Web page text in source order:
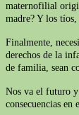
maternofilial
madre? Y los
Finalmente,
derechos de la
de familia, sean
Nos va el futuro y
consecuencias en